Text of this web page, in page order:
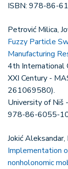
ISBN: 978-86-
Petrović Milica,
Fuzzy Particle
Manufacturing
4th International
XXI Century -
261069580).
University of Niš
978-86-6055-
Jokić
Implementation
nonholonomic